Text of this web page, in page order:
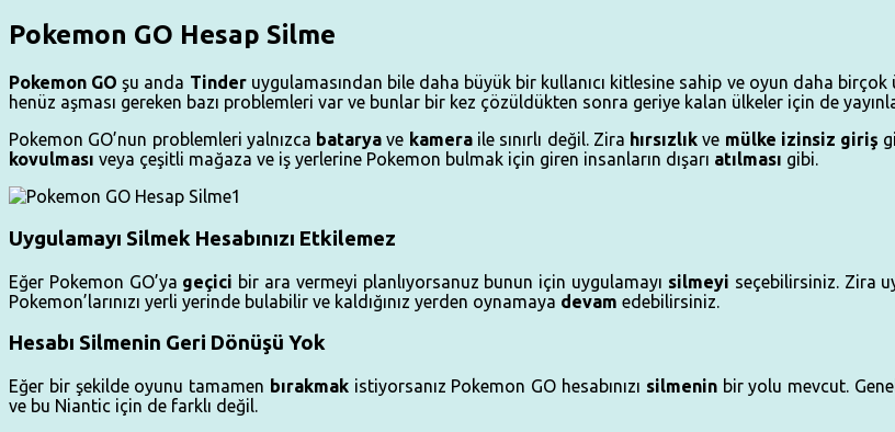
Pokemon GO Hesap Silme
Pokemon GO şu anda Tinderuygulamasından bile daha büyük bir kullanıcı kitlesine sahip ve oyun daha birçok
henüz aşması gereken bazı problemleri var ve bunlar bir kez çözüldükten sonra geriye kalan ülkeler için de
Pokemon GO’nun problemleri yalnızca batarya ve kameraile sınırlı değil. Zira hırsızlık ve mülke izinsiz giriş
kovulması veya çeşitli mağaza ve iş yerlerine Pokemon bulmak için giren insanların dışarı atılması gibi.
Uygulamayı Silmek Hesabınızı Etkilemez
Eğer Pokemon GO’ya geçici bir ara vermeyi planlıyorsanuz bunun için uygulamayı silmeyi seçebilirsiniz. Zira
Pokemon’larınızı yerli yerinde bulabilir ve kaldığınız yerden oynamaya devam edebilirsiniz.
Hesabı Silmenin Geri Dönüşü Yok
Eğer bir şekilde oyunu tamamen bırakmakistiyorsanız Pokemon GO hesabınızı silmeninbir yolu mevcut.
ve bu Niantic için de farklı değil.